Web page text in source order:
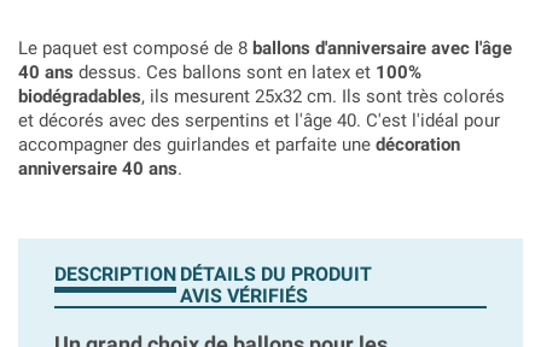
Le paquet est composé de 8 ballons d'anniversaire avec l'âge
40 ans dessus. Ces ballons sont en latex et 100%
biodégradables, ils mesurent 25x32 cm. Ils sont très colorés
et décorés avec des serpentins et l'âge 40. C'est l'idéal pour
accompagner des guirlandes et parfaite une décoration
anniversaire 40 ans.
DESCRIPTION DÉTAILS DU PRODUIT
AVIS VÉRIFIÉS